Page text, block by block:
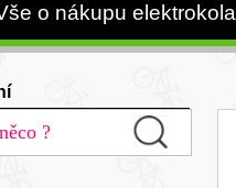
o nákupu elektrokola